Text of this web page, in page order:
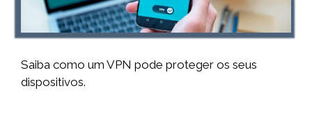
Saiba como um VPN pode proteger os seus
dispositivos.